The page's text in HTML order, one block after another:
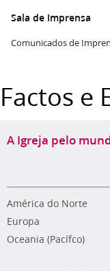
Sala de Imprensa
Comunicados de
Factos e
A Igreja pelo
América do Norte
Europa
Oceania (Pacífco)